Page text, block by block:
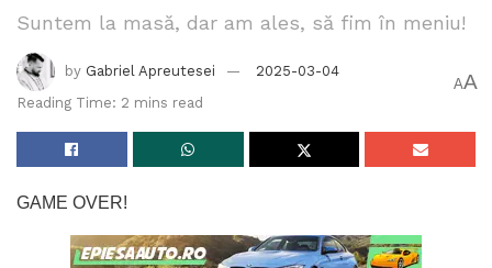
Suntem la masă, dar am ales, să fim în meniu!
by Gabriel Apreutesei
2025-03-04
Reading Time: 2 mins read
AA
GAME OVER!